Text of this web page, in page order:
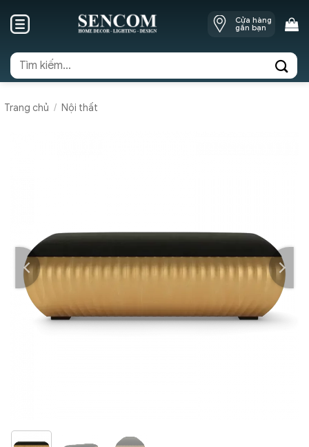
Cửa hàng
gần bạn
Tìm
kiếm:
Trang chủ / Nội thất